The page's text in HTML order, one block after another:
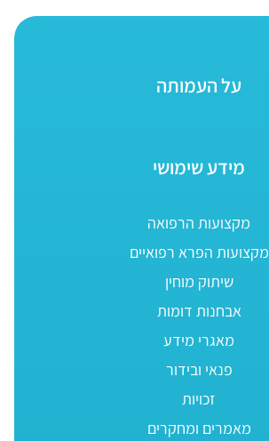
על העמותה
מידע שימושי
מקצועות הרפואה
מקצועות הפרא רפואיים
שיתוק מוחין
אבחנות דומות
מאגרי מידע
פנאי ובידור
זכויות
מאמרים ומחקרים